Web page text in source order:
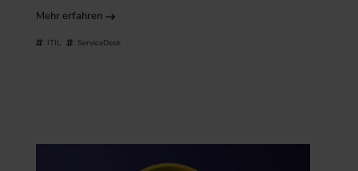
Mehr erfahren
ITIL ServiceDesk